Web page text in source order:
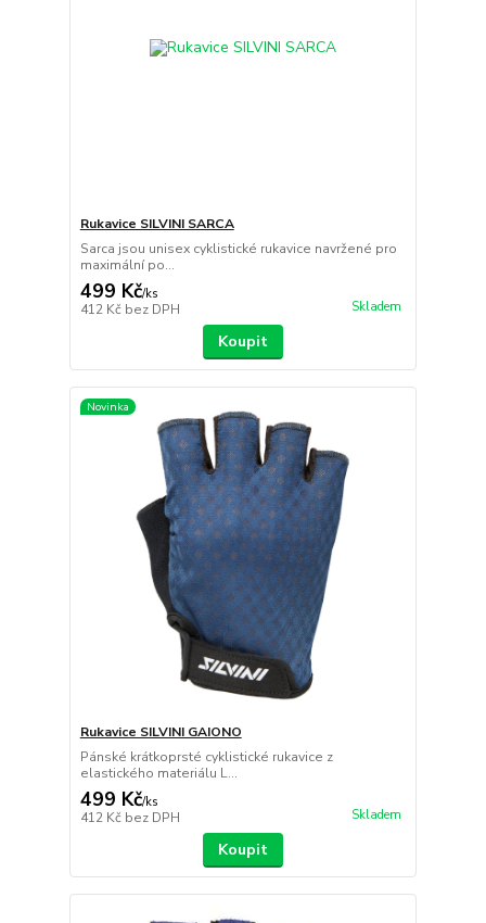
Rukavice SILVINI SARCA
Sarca jsou unisex cyklistické rukavice navržené pro
maximální po...
499 Kč/ks
412 Kč bez DPH Skladem
Koupit
Novinka
Rukavice SILVINI GAIONO
Pánské krátkoprsté cyklistické rukavice z
elastického materiálu L...
499 Kč/ks
412 Kč bez DPH Skladem
Koupit